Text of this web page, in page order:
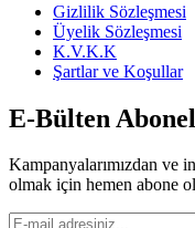
Gizlilik Sözleşmesi
Üyelik Sözleşmesi
K.V.K.K
Şartlar ve Koşullar
E-Bülten
Kampanyalarımızdan ve
olmak için hemen abone